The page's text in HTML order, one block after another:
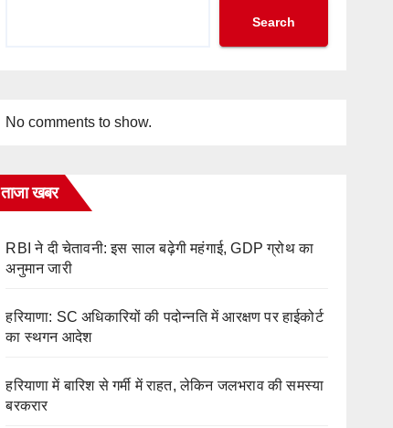
Search
No comments to show.
ताजा खबर
RBI ने दी चेतावनी: इस साल बढ़ेगी महंगाई, GDP ग्रोथ का
अनुमान जारी
हरियाणा: SC अधिकारियों की पदोन्नति में आरक्षण पर हाईकोर्ट
का स्थगन आदेश
हरियाणा में बारिश से गर्मी में राहत, लेकिन जलभराव की समस्या
बरकरार